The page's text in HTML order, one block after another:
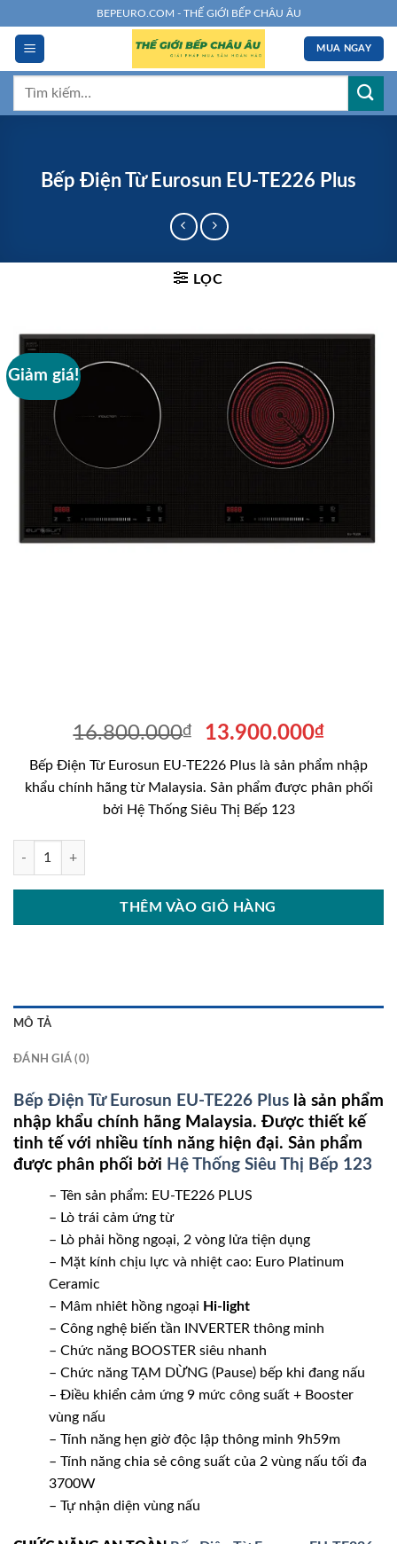
đến
dung
BEPEURO.COM - THẾ GIỚI BẾP CHÂU ÂU
MUA NGAY
Tìm
Bếp Điện Từ Eurosun EU-TE226 Plus
LỌC
Giảm giá!
16.800.000₫
Giá
là:
16.800.000₫.
13.900.000₫Giá
tại
là:
Bếp Điện Từ Eurosun EU-TE226 Plus là sản phẩm nhập
khẩu chính hãng từ Malaysia. Sản phẩm được phân phối
bởi Hệ Thống Siêu Thị Bếp 123
Bếp Điện Từ Eurosun EU-TE226 Plus số lượng
THÊM VÀO GIỎ HÀNG
MÔ TẢ
ĐÁNH GIÁ (0)
Bếp Điện Từ Eurosun EU-TE226 Plus là sản phẩm
nhập khẩu chính hãng Malaysia. Được thiết kế
tinh tế với nhiều tính năng hiện đại. Sản phẩm
được phân phối bởi Hệ Thống Siêu Thị Bếp 123
– Tên sản phẩm: EU-TE226 PLUS
– Lò trái cảm ứng từ
– Lò phải hồng ngoại, 2 vòng lửa tiện dụng
– Mặt kính chịu lực và nhiệt cao: Euro Platinum
Ceramic
– Mâm nhiêt hồng ngoại Hi-light
– Công nghệ biến tần INVERTER thông minh
– Chức năng BOOSTER siêu nhanh
– Chức năng TẠM DỪNG (Pause) bếp khi đang nấu
– Điều khiển cảm ứng 9 mức công suất + Booster
vùng nấu
– Tính năng hẹn giờ độc lập thông minh 9h59m
– Tính năng chia sẻ công suất của 2 vùng nấu tối đa
3700W
– Tự nhận diện vùng nấu